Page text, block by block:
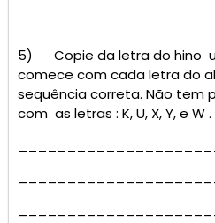
5) Copie da letra do hino
comece com cada letra do
sequência correta. Não tem
com as letras : K, U, X, Y, e W .